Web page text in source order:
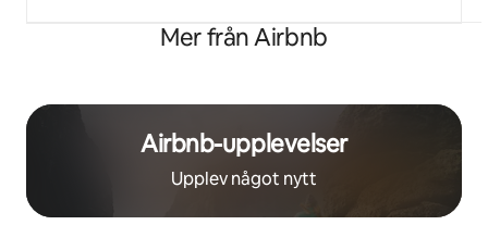
Mer från Airbnb
Airbnb-upplevelser
Upplev något nytt